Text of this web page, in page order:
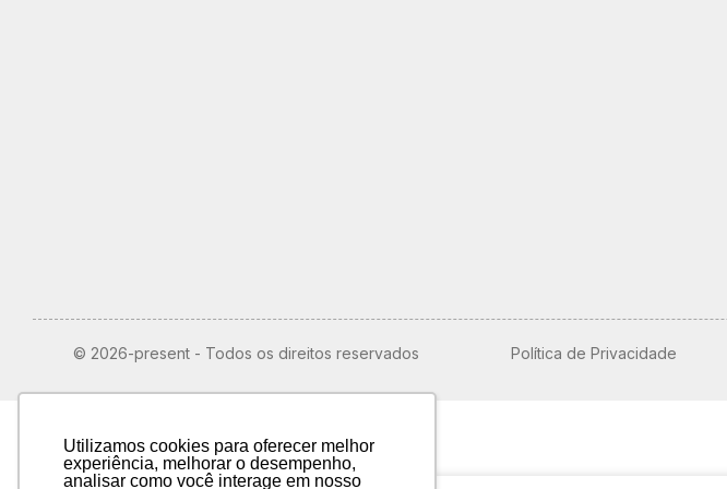
Utilizamos cookies para oferecer melhor
experiência, melhorar o desempenho,
analisar como você interage em nosso
© 2026-present - Todos os direitos reservados Política de Privacidade